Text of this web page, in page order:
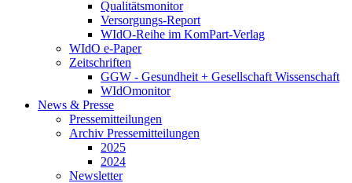
Qualitätsmonitor
Versorgungs-Report
WIdO-Reihe im KomPart-Verlag
WIdO e-Paper
Zeitschriften
GGW - Gesundheit + Gesellschaft Wissenschaft
WIdOmonitor
News & Presse
Pressemitteilungen
Archiv Pressemitteilungen
2025
2024
Newsletter